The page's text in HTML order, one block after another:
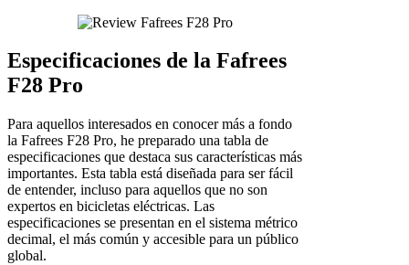
Especificaciones de la Fafrees
F28 Pro
Para aquellos interesados en conocer más a fondo
la Fafrees F28 Pro, he preparado una tabla de
especificaciones que destaca sus características más
importantes. Esta tabla está diseñada para ser fácil
de entender, incluso para aquellos que no son
expertos en bicicletas eléctricas. Las
especificaciones se presentan en el sistema métrico
decimal, el más común y accesible para un público
global.